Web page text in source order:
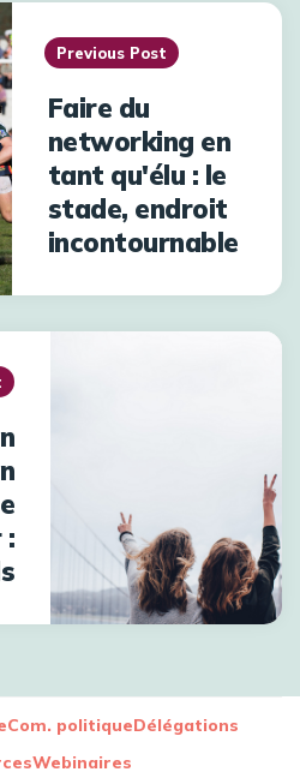
Previous Post
Faire du
networking en
tant qu'élu : le
stade, endroit
incontournable
:
Com. politiqueDélégations
Webinaires